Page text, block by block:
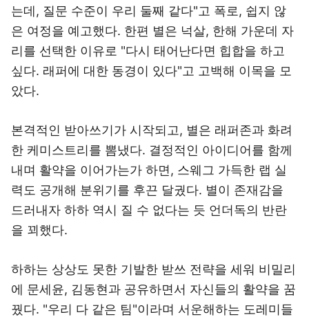
는데, 질문 수준이 우리 둘째 같다"고 폭로, 쉽지 않
은 여정을 예고했다. 한편 별은 넉살, 한해 가운데 자
리를 선택한 이유로 "다시 태어난다면 힙합을 하고
싶다. 래퍼에 대한 동경이 있다"고 고백해 이목을 모
았다.
본격적인 받아쓰기가 시작되고, 별은 래퍼존과 화려
한 케미스트리를 뽐냈다. 결정적인 아이디어를 함께
내며 활약을 이어가는가 하면, 스웨그 가득한 랩 실
력도 공개해 분위기를 후끈 달궜다. 별이 존재감을
드러내자 하하 역시 질 수 없다는 듯 언더독의 반란
을 꾀했다.
하하는 상상도 못한 기발한 받쓰 전략을 세워 비밀리
에 문세윤, 김동현과 공유하면서 자신들의 활약을 꿈
꿨다. "우리 다 같은 팀"이라며 서운해하는 도레미들